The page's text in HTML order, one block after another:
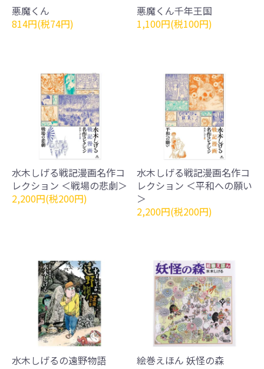
悪魔くん
814円(税74円)
悪魔くん千年王国
1,100円(税100円)
水木しげる戦記漫画名作コ
レクション ＜戦場の悲劇＞
2,200円(税200円)
水木しげる戦記漫画名作コ
レクション ＜平和への願い
＞
2,200円(税200円)
水木しげるの遠野物語
絵巻えほん 妖怪の森